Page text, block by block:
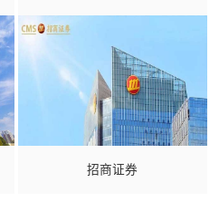
招商证券